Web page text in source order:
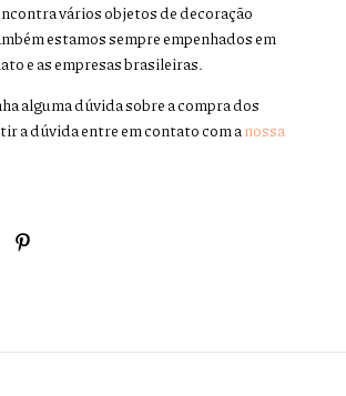
vários objetos de decoração
estamos sempre empenhados em
e as empresas brasileiras.
alguma dúvida sobre a compra dos
a dúvida entre em contato com anossa